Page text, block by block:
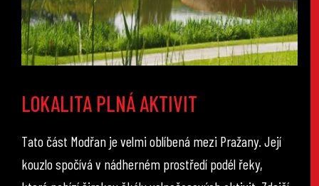
LOKALITA PLNÁ AKTIVIT
Tato část Modřan je velmi oblíbená mezi Pražany. Její
kouzlo spočívá v nádherném prostředí podél řeky,